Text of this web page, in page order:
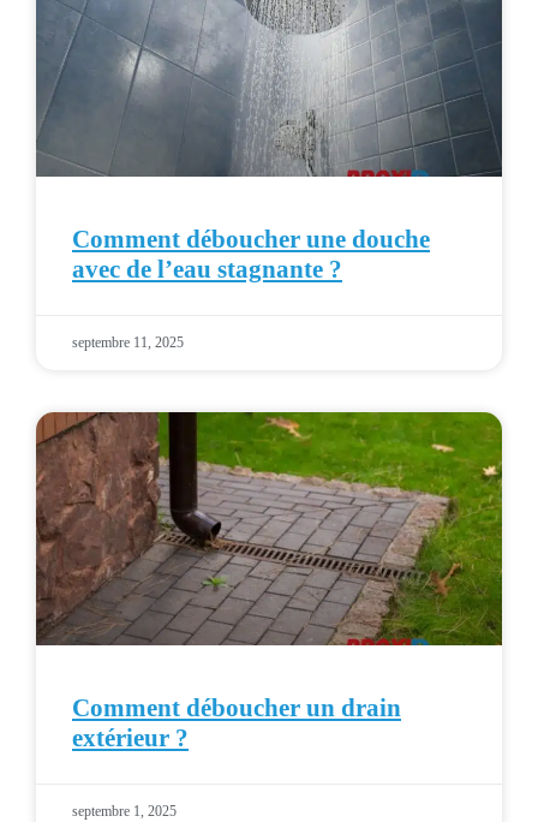
Comment déboucher une douche
avec de l’eau stagnante ?
septembre 11, 2025
Comment déboucher un drain
extérieur ?
septembre 1, 2025